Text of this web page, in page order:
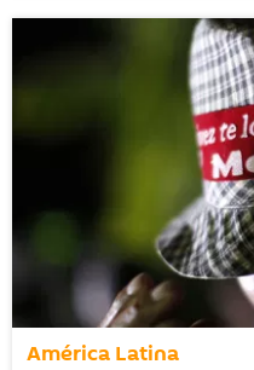
América Latina